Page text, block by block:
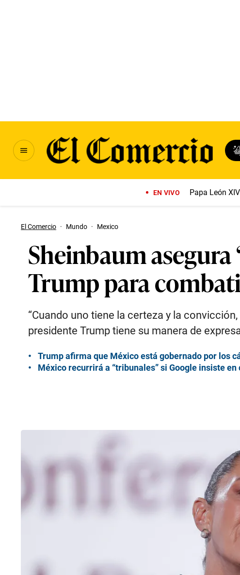
EN VIVO Papa León XIV
El Comercio · Mundo · Mexico
Sheinbaum
Trump para
“Cuando uno tiene la certeza y la
presidente Trump tiene su manera de
Trump afirma que México está gobernado por los
México recurrirá a “tribunales” si Google insiste